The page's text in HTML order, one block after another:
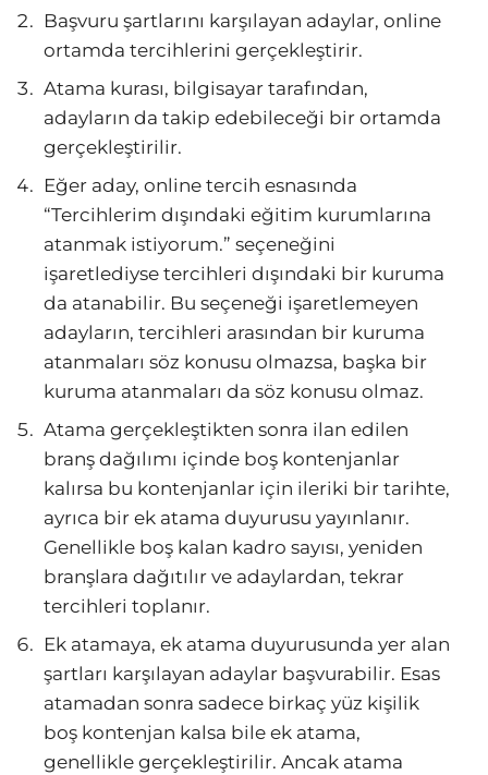
Başvuru şartlarını karşılayan adaylar, online
ortamda tercihlerini gerçekleştirir.
Atama kurası, bilgisayar tarafından,
adayların da takip edebileceği bir ortamda
gerçekleştirilir.
Eğer aday, online tercih esnasında
“Tercihlerim dışındaki eğitim kurumlarına
atanmak istiyorum.” seçeneğini
işaretlediyse tercihleri dışındaki bir kuruma
da atanabilir. Bu seçeneği işaretlemeyen
adayların, tercihleri arasından bir kuruma
atanmaları söz konusu olmazsa, başka bir
kuruma atanmaları da söz konusu olmaz.
Atama gerçekleştikten sonra ilan edilen
branş dağılımı içinde boş kontenjanlar
kalırsa bu kontenjanlar için ileriki bir tarihte,
ayrıca bir ek atama duyurusu yayınlanır.
Genellikle boş kalan kadro sayısı, yeniden
branşlara dağıtılır ve adaylardan, tekrar
tercihleri toplanır.
Ek atamaya, ek atama duyurusunda yer alan
şartları karşılayan adaylar başvurabilir. Esas
atamadan sonra sadece birkaç yüz kişilik
boş kontenjan kalsa bile ek atama,
genellikle gerçekleştirilir. Ancak atama